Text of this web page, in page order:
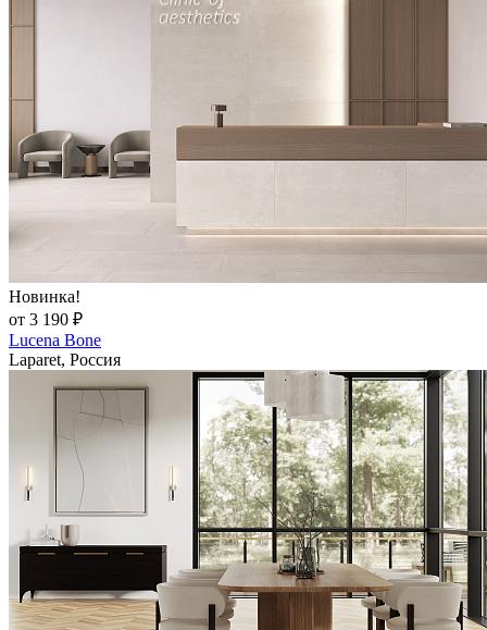
Новинка!
от 3 190 ₽
Lucena Bone
Laparet, Россия